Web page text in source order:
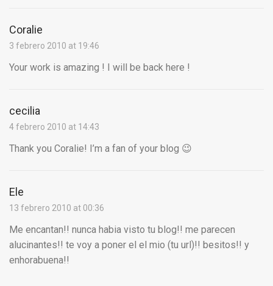
Coralie
3 febrero 2010 at 19:46
Your work is amazing ! I will be back here !
cecilia
4 febrero 2010 at 14:43
Thank you Coralie! I’m a fan of your blog 😉
Ele
13 febrero 2010 at 00:36
Me encantan!! nunca habia visto tu blog!! me parecen
alucinantes!! te voy a poner el el mio (tu url)!! besitos!! y
enhorabuena!!